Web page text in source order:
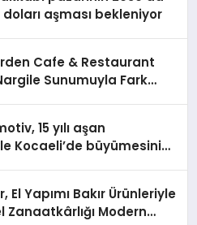
aşması bekleniyor
Cafe & Restaurant
Sunumuyla Fark
15 yılı aşan
Kocaeli’de büyümesini
El Yapımı Bakır Ürünleriyle
Zanaatkârlığı Modern